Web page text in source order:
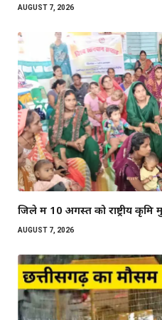
AUGUST 7, 2026
जिले में 10 अगस्त को राष्ट्रीय
AUGUST 7, 2026